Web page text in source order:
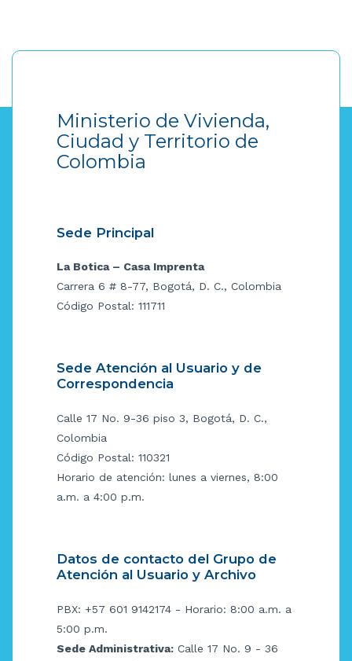
Ministerio de Vivienda,
Ciudad y Territorio de
Colombia
Sede Principal
La Botica – Casa Imprenta
Carrera 6 # 8-77, Bogotá, D. C., Colombia
Código Postal: 111711
Sede Atención al Usuario y de
Correspondencia
Calle 17 No. 9-36 piso 3, Bogotá, D. C.,
Colombia
Código Postal: 110321
Horario de atención: lunes a viernes, 8:00
a.m. a 4:00 p.m.
Datos de contacto del Grupo de
Atención al Usuario y Archivo
PBX: +57 601 9142174 - Horario: 8:00 a.m. a
5:00 p.m.
Sede Administrativa: Calle 17 No. 9 - 36